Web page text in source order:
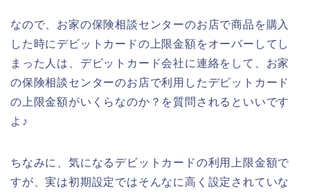
なので、お家の保険相談センターのお店で商品を購入
した時にデビットカードの上限金額をオーバーしてし
まった人は、デビットカード会社に連絡をして、お家
の保険相談センターのお店で利用したデビットカード
の上限金額がいくらなのか？を質問されるといいです
よ♪
ちなみに、気になるデビットカードの利用上限金額で
すが、実は初期設定ではそんなに高く設定されていな